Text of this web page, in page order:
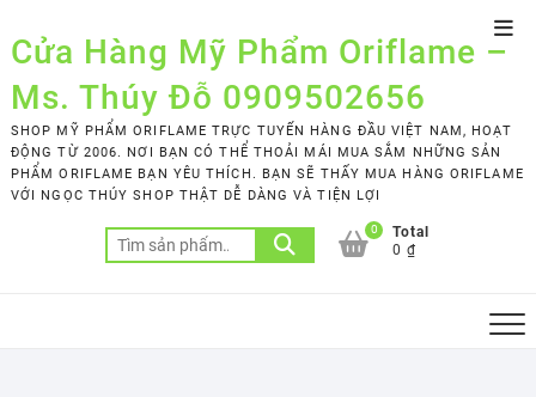
to
content
Cửa Hàng Mỹ Phẩm Oriflame –
Ms. Thúy Đỗ 0909502656
SHOP MỸ PHẨM ORIFLAME TRỰC TUYẾN HÀNG ĐẦU VIỆT NAM, HOẠT
ĐỘNG TỪ 2006. NƠI BẠN CÓ THỂ THOẢI MÁI MUA SẮM NHỮNG SẢN
PHẨM ORIFLAME BẠN YÊU THÍCH. BẠN SẼ THẤY MUA HÀNG ORIFLAME
VỚI NGỌC THÚY SHOP THẬT DỄ DÀNG VÀ TIỆN LỢI
Tìm
kiếm:
0
Total
0 ₫